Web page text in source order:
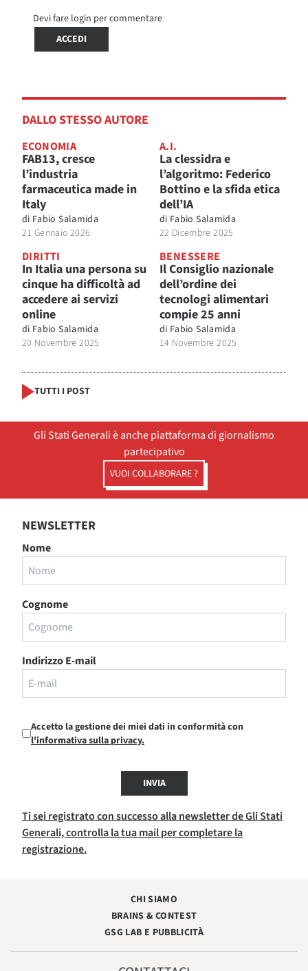
Devi fare login per commentare
ACCEDI
DALLO STESSO AUTORE
ECONOMIA
FAB13, cresce
l’industria
farmaceutica made in
Italy
di Fabio Salamida
21 Gennaio 2026
A.I.
La clessidra e
l’algoritmo: Federico
Bottino e la sfida etica
dell’IA
di Fabio Salamida
22 Dicembre 2025
DIRITTI
In Italia una persona su
cinque ha difficoltà ad
accedere ai servizi
online
di Fabio Salamida
20 Novembre 2025
BENESSERE
Il Consiglio nazionale
dell’ordine dei
tecnologi alimentari
compie 25 anni
di Fabio Salamida
14 Novembre 2025
TUTTI I POST
Gli Stati Generali è anche piattaforma di giornalismo
partecipativo
VUOI COLLABORARE ?
NEWSLETTER
Nome
Cognome
Indirizzo E-mail
Accetto la gestione dei miei dati in conformità con
l'informativa sulla privacy.
INVIA
Ti sei registrato con successo alla newsletter de Gli Stati
Generali, controlla la tua mail per completare la
registrazione.
CHI SIAMO
BRAINS & CONTEST
GSG LAB E PUBBLICITÀ